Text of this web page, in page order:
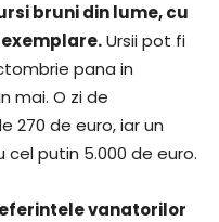
bruni din lume, cu
Ursii pot fi
pana in
mai. O zi de
270 de euro, iar un
putin 5.000 de euro.
vanatorilor